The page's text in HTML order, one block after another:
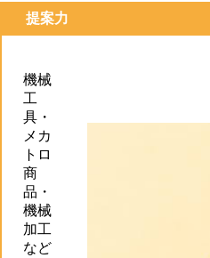
提案力
機械
工
具・
メカ
トロ
商
品・
機械
加工
など